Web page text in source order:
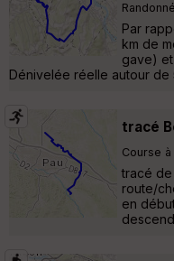
Par
km de
gave)
Dénivelée réelle autour de
tracé
Course
tracé de
route/
en